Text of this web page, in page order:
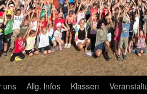
uns Allg. Infos Klassen